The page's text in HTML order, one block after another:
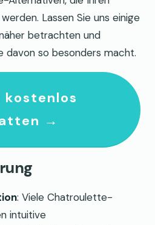
Lassen Sie uns einige
betrachten und
davon so besonders macht.
→
: Viele Chatroulette-
intuitive